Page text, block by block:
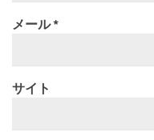
メール*
サイト